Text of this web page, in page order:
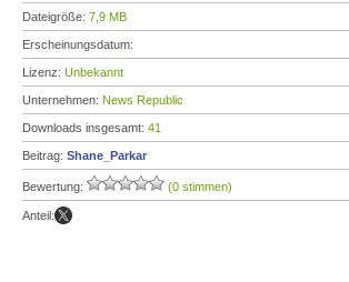
Dateigröße: 7,9 MB
Erscheinungsdatum:
Lizenz: Unbekannt
Unternehmen: News Republic
Downloads insgesamt: 41
Beitrag: Shane_Parkar
Bewertung: (0 stimmen)
Anteil: